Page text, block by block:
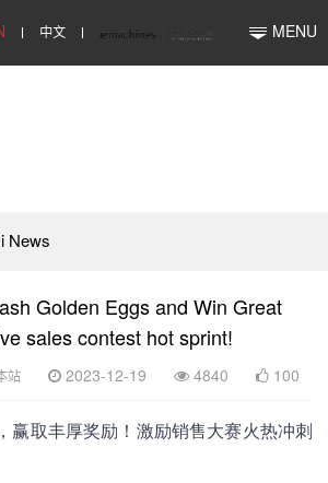
中文 MENU
News
Golden Eggs and Win Great
sales contest hot sprint!
站 2023-12-19 4840 100
赢取丰厚奖励！激励销售大赛火热冲刺